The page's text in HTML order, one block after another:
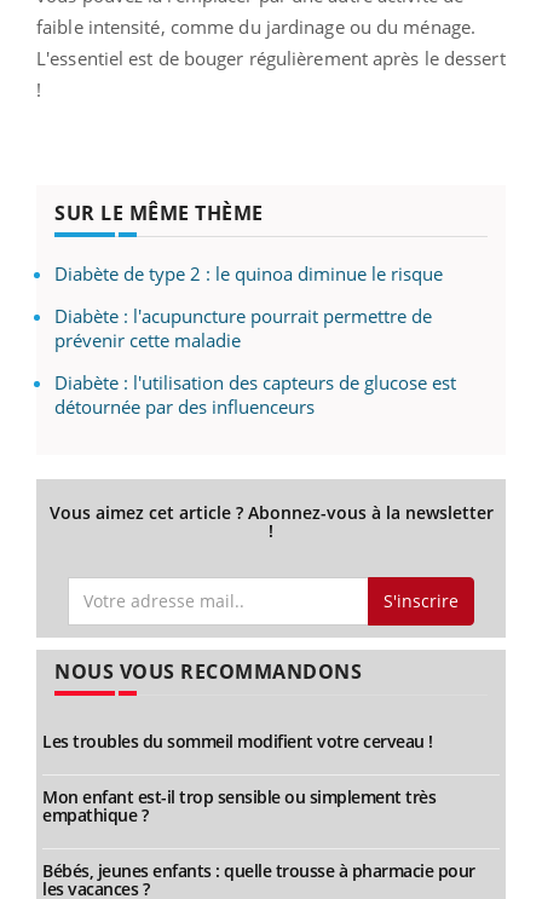
faible intensité, comme du jardinage ou du ménage.
L'essentiel est de bouger régulièrement après le dessert
!
SUR LE MÊME THÈME
Diabète de type 2 : le quinoa diminue le risque
Diabète : l'acupuncture pourrait permettre de
prévenir cette maladie
Diabète : l'utilisation des capteurs de glucose est
détournée par des influenceurs
Vous aimez cet article ? Abonnez-vous à la newsletter
!
S'inscrire
NOUS VOUS RECOMMANDONS
Les troubles du sommeil modifient votre cerveau !
Mon enfant est-il trop sensible ou simplement très
empathique ?
Bébés, jeunes enfants : quelle trousse à pharmacie pour
les vacances ?